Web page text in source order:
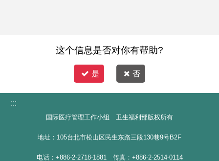
这个信息是否对你有帮助?
是 否
:::
国际医疗管理工作小组 卫生福利部版权所有
地址：105台北市松山区民生东路三段130巷9号B2F
电话：+886-2-2718-1881 传真：+886-2-2514-0114